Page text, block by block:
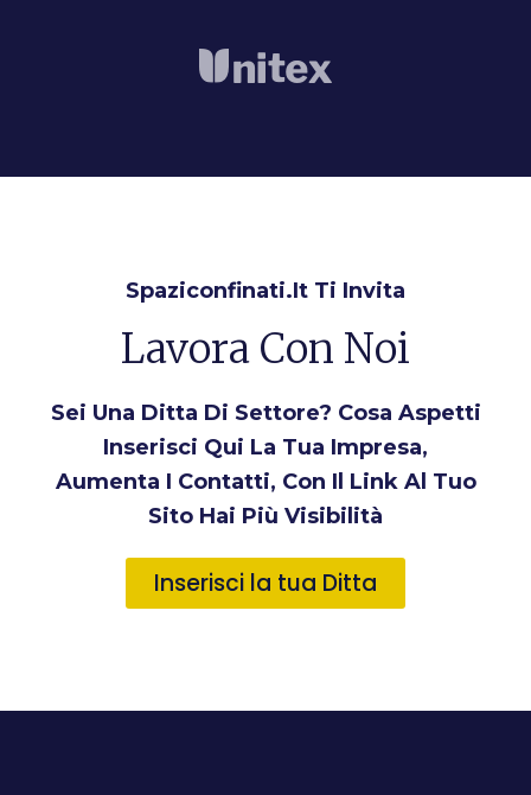
Spaziconfinati.it Ti Invita
Lavora Con Noi
Sei Una Ditta Di Settore? Cosa Aspetti
Inserisci Qui La Tua Impresa,
Aumenta I Contatti, Con Il Link Al Tuo
Sito Hai Più Visibilità
Inserisci la tua Ditta